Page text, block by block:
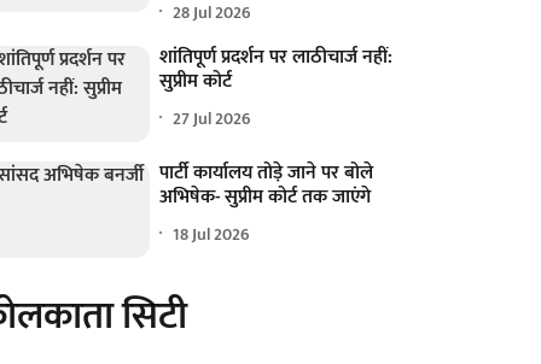
28 Jul 2026
शांतिपूर्ण प्रदर्शन पर लाठीचार्ज नहीं:
सुप्रीम कोर्ट
27 Jul 2026
पार्टी कार्यालय तोड़े जाने पर बोले
अभिषेक- सुप्रीम कोर्ट तक जाएंगे
18 Jul 2026
सिटी